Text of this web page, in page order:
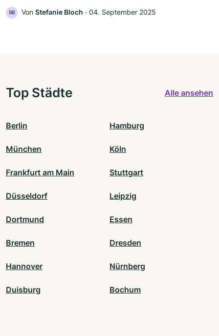
SB Von Stefanie Bloch ‧ 04. September 2025
Top Städte Alle ansehen
Berlin Hamburg
München Köln
Frankfurt am Main Stuttgart
Düsseldorf Leipzig
Dortmund Essen
Bremen Dresden
Hannover Nürnberg
Duisburg Bochum